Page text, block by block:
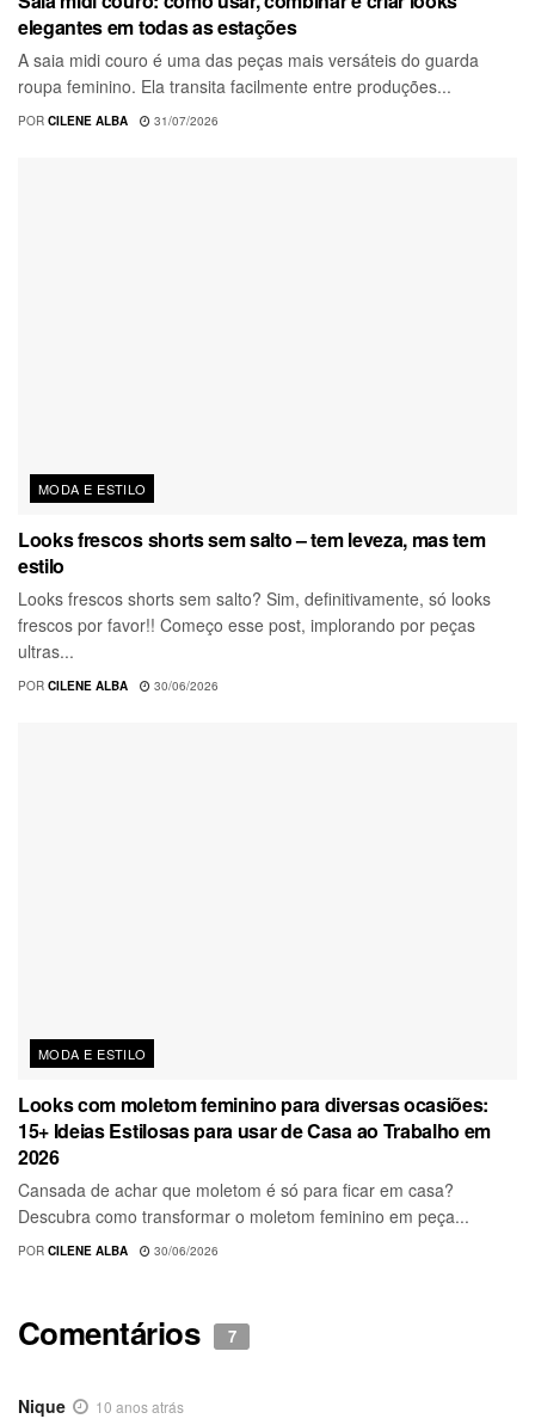
elegantes em todas as estações
A saia midi couro é uma das peças mais versáteis do guarda
roupa feminino. Ela transita facilmente entre produções...
POR CILENE ALBA 31/07/2026
MODA E ESTILO
Looks frescos shorts sem salto – tem leveza, mas tem
estilo
Looks frescos shorts sem salto? Sim, definitivamente, só looks
frescos por favor!! Começo esse post, implorando por peças
ultras...
POR CILENE ALBA 30/06/2026
MODA E ESTILO
Looks com moletom feminino para diversas ocasiões:
15+ Ideias Estilosas para usar de Casa ao Trabalho em
2026
Cansada de achar que moletom é só para ficar em casa?
Descubra como transformar o moletom feminino em peça...
POR CILENE ALBA 30/06/2026
Comentários 7
Nique 10 anos atrás